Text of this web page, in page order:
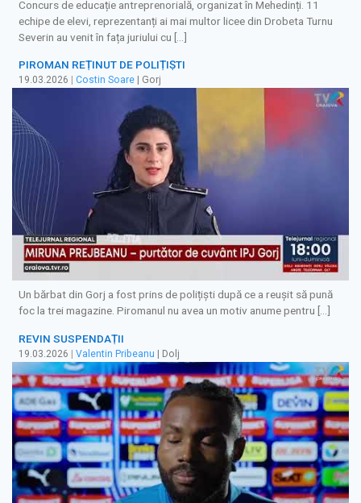
Concurs de educație antreprenorială, organizat în Mehedinți. 11
echipe de elevi, reprezentanți ai mai multor licee din Drobeta Turnu
Severin au venit în fața juriului cu […]
PIROMAN REȚINUT DE POLIȚIŞTI
19.03.2026 Costin Soare | Gorj
Un bărbat din Gorj a fost prins de polițiști după ce a reușit să pună
foc la trei magazine. Piromanul nu avea un motiv anume pentru […]
REVIN SUSPENDAȚII
19.03.2026 | Valentin Pribeanu | Dolj